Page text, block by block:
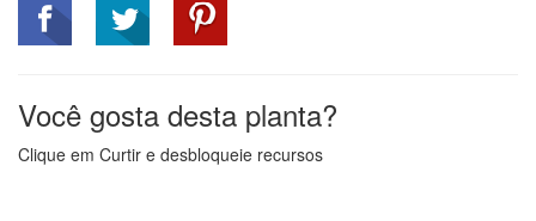
Você gosta desta planta?
Clique em Curtir e desbloqueie recursos